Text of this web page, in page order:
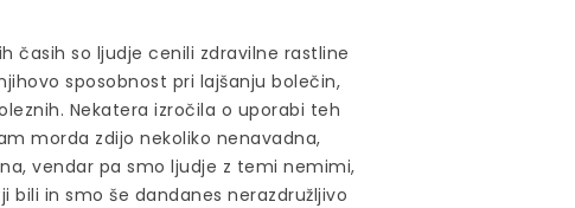
časih so ljudje cenili zdravilne rastline
sposobnost pri lajšanju bolečin,
Nekatera izročila o uporabi teh
morda zdijo nekoliko nenavadna,
vendar pa smo ljudje z temi nemimi,
bili in smo še dandanes nerazdružljivo